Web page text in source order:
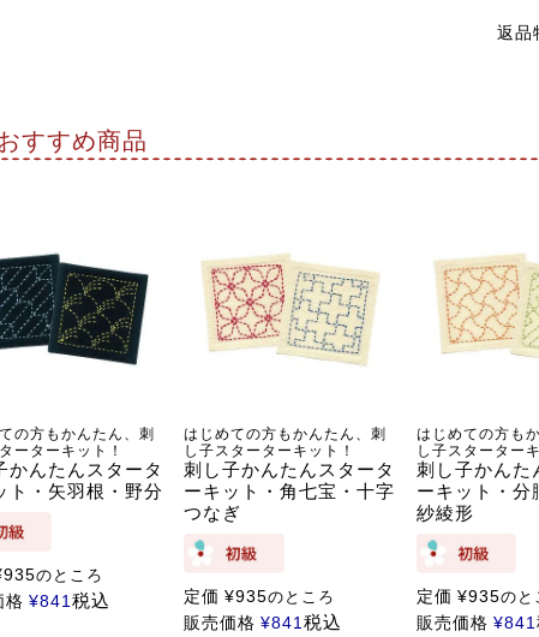
返品
おすすめ商品
の方もかんたん、刺
ーターキット！
かんたんスタータ
ト・矢羽根・野分
935のところ
格 ¥841 税込
はじめての方もかんたん、刺
し子スターターキット！
刺し子かんたんスタータ
ーキット・角七宝・十字
つなぎ
定価 ¥935のところ
販売価格 ¥841税込
はじめての方も
し子スターター
刺し子かんた
ーキット・分
紗綾形
定価 ¥935のと
販売価格 ¥841